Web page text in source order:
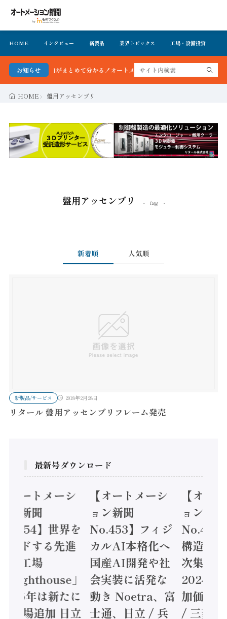
HOME インタビュー 新製品 業界トピックス 工場・設備投資
お知らせ
界の最新動向がまとめて分かる！オートメーション新聞 最新号＆バックナンバ
HOME 盤用アッセンブリ
盤用アッセンブリ tag
新着順 人気順
新製品/サービス 2018年2月28日
リタール 盤用アッセンブリフレーム発売
最新号ダウンロード
ートメーシ
新聞
】世界を
ドする先進
工場
」
年は新たに
場追加 日立
【オートメーシ
ョン新聞
No.453】フィジ
カルAI本格化へ
国産AI開発や社
会実装に活発な
動き Noetra、富
士通、日立 / 兵
【オート
ョン新聞
No.455】
構造実態
次集計結
2024年製
加価値額
/ 三菱電